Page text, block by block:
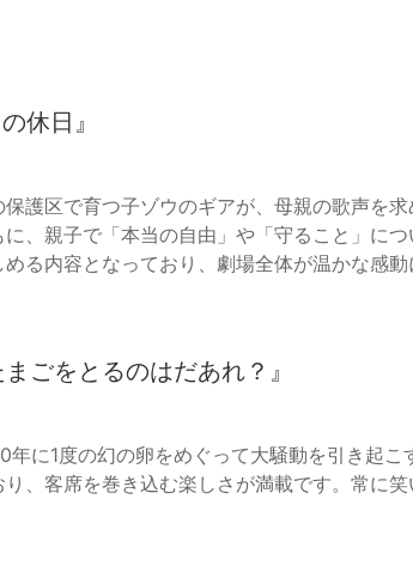
休日』
護区で育つ子ゾウのギアが、母親の歌声を
、親子で「本当の自由」や「守ること」に
る内容となっており、劇場全体が温かな感動
ごをとるのはだあれ？』
年に1度の幻の卵をめぐって大騒動を引き起
、客席を巻き込む楽しさが満載です。常に